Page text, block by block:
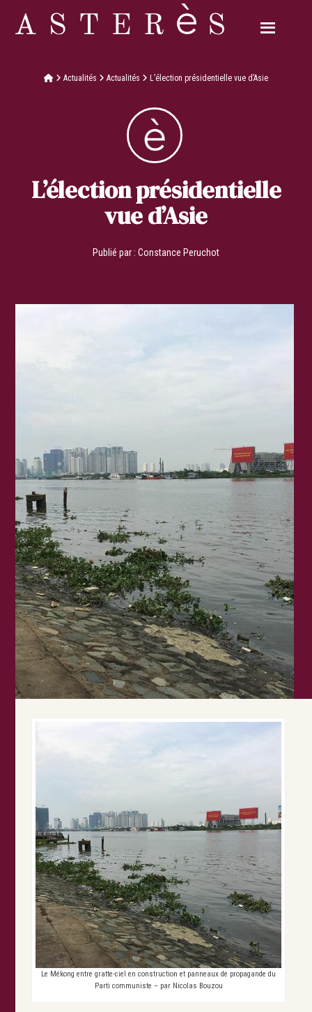
Actualités Actualités L’élection présidentielle vue d’Asie
L’élection présidentielle
vue d’Asie
Publié par : Constance Peruchot
Le Mékong entre gratte-ciel en construction et panneaux de propagande du
Parti communiste – par Nicolas Bouzou